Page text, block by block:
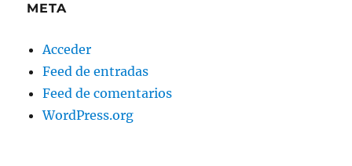
META
Acceder
Feed de entradas
Feed de comentarios
WordPress.org